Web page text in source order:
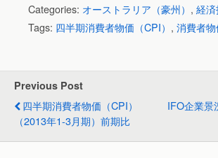
Categories: オーストラリア（豪州） , 経
Tags: 四半期消費者物価（CPI） , 消費者物
Previous Post
四半期消費者物価（CPI）
（2013年1-3月期）前期比
IFO企業景